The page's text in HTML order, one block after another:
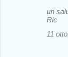
un
Ric
11